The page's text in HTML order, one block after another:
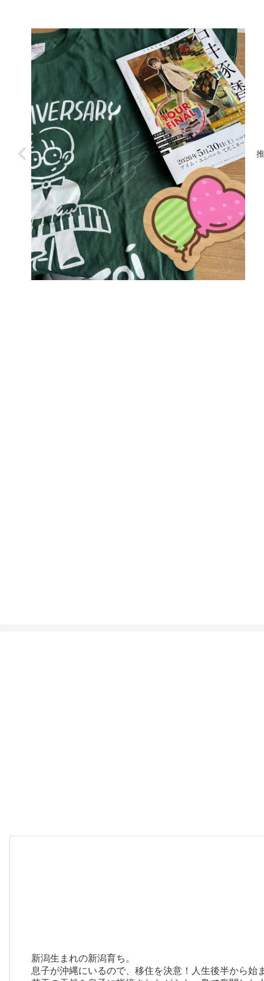
新潟生まれの新潟育ち。
息子が沖縄にいるので、移住を決意！人生後半から